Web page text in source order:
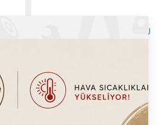
BUBBLE WAFFLE KUTUSU